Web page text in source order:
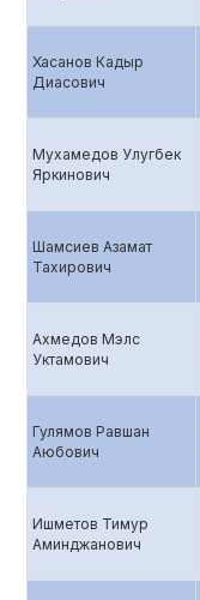
Хасанов Кадыр
Диасович
Мухамедов Улугбек
Яркинович
Шамсиев Азамат
Тахирович
Ахмедов Мэлс
Уктамович
Гулямов Равшан
Аюбович
Ишметов Тимур
Аминджанович